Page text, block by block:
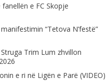
fanellën e FC Skopje
“Tetova N’festë”
Trim Lum zhvillon
e ri në Ligën e Parë (VIDEO)